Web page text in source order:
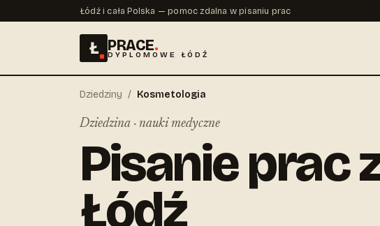
Łódź i cała Polska — pomoc zdalna w pisaniu prac
Ł PRACE.
DYPLOMOWE ŁÓDŹ
Dziedziny / Kosmetologia
Dziedzina · nauki medyczne
Pisanie prac
Łódź